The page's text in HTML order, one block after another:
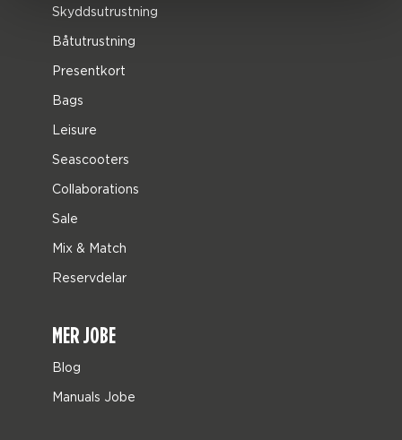
Skyddsutrustning
Båtutrustning
Presentkort
Bags
Leisure
Seascooters
Collaborations
Sale
Mix & Match
Reservdelar
MER JOBE
Blog
Manuals Jobe